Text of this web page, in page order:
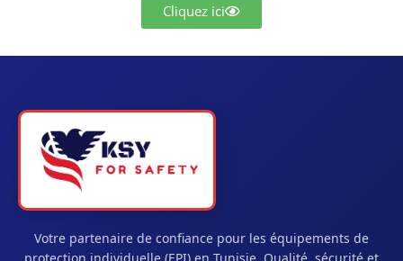
Cliquez ici
Votre partenaire de confiance pour les équipements de